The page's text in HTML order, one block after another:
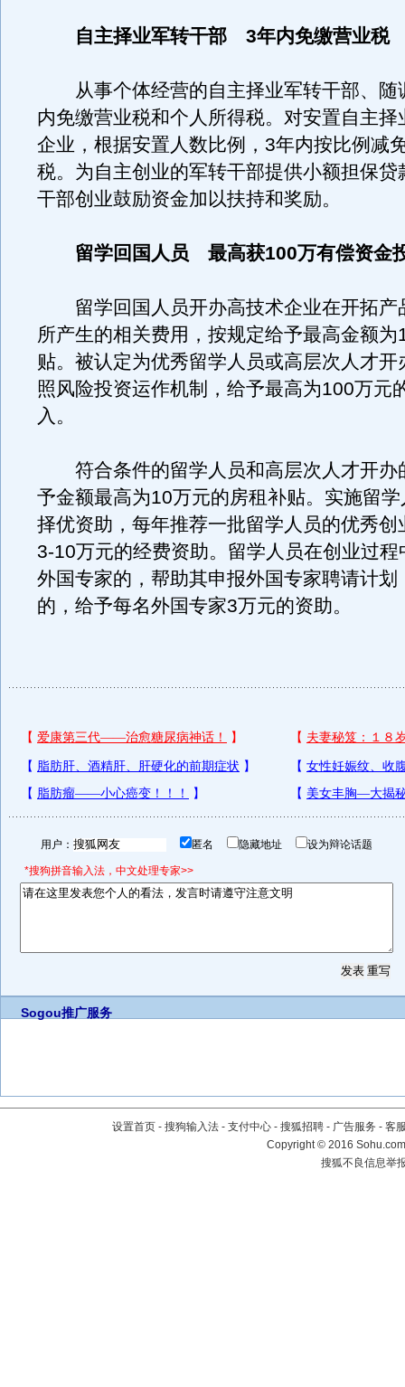
自主择业军转干部 3年内免缴营业税
从事个体经营的自主择业军转干部、随
内免缴营业税和个人所得税。对安置自主择
企业，根据安置人数比例，3年内按比例减
税。为自主创业的军转干部提供小额担保贷
干部创业鼓励资金加以扶持和奖励。
留学回国人员 最高获100万有偿资金
留学回国人员开办高技术企业在开拓产
所产生的相关费用，按规定给予最高金额为
贴。被认定为优秀留学人员或高层次人才开
照风险投资运作机制，给予最高为100万元
入。
符合条件的留学人员和高层次人才开办
予金额最高为10万元的房租补贴。实施留
择优资助，每年推荐一批留学人员的优秀创
3-10万元的经费资助。留学人员在创业过程
外国专家的，帮助其申报外国专家聘请计划
的，给予每名外国专家3万元的资助。
用户： 匿名 隐藏地址 设为辩论话题
*搜狗拼音输入法，中文处理专家>>
Sogou推广服务
设置首页 - 搜狗输入法 - 支付中心 - 搜狐招聘 - 广告服务 - 客
Copyright©2016
搜狐不良信息举